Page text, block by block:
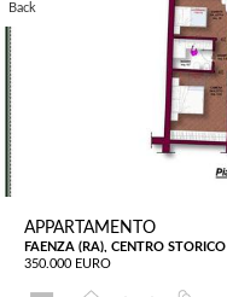
Back
APPARTAMENTO
FAENZA (RA), CENTRO STORICO
350.000 EURO